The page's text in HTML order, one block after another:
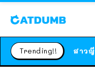
Trending!!